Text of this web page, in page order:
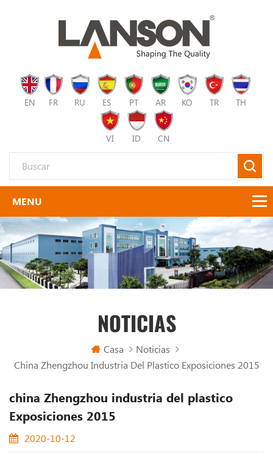
EN FR RU ES PT AR KO TR TH
VI ID CN
NOTICIAS
Casa
Noticias
China Zhengzhou Industria Del Plastico Exposiciones 2015
china Zhengzhou industria del plastico
Exposiciones 2015
2020-10-12